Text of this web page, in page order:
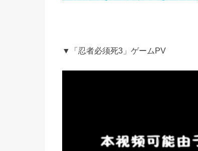
▼「忍者必须死3」ゲームPV